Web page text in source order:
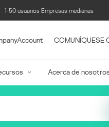
1-50 usuarios Empresas medianas
COMUNÍQUESE
Acerca de nosotros